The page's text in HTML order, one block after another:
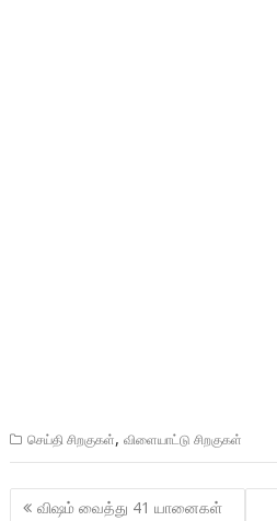
செய்தி சிறகுகள்,விளையாட்டு சிறகுகள்
Post
விஷம் வைத்து 41 யானைகள்